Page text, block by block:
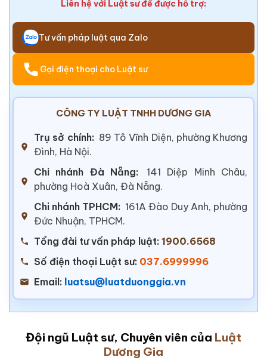
Liên hệ với Luật sư để được hỗ trợ:
Tư vấn pháp luật qua Zalo
Gọi điện thoại cho Luật sư
CÔNG TY LUẬT TNHH DƯƠNG GIA
Trụ sở chính: 89 Tô Vĩnh Diện, phường Khương
Đình, Hà Nội.
Chi nhánh Đà Nẵng:
141 Diệp Minh Châu,
phường Hoà Xuân, Đà Nẵng.
Chi nhánh TPHCM: 161A Đào Duy Anh, phường
Đức Nhuận, TPHCM.
Tổng đài tư vấn pháp luật: 1900.6568
Số điện thoại Luật sư: 037.6999996
Email: luatsu@luatduonggia.vn
Đội ngũ Luật sư, Chuyên viên của Luật
Dương Gia